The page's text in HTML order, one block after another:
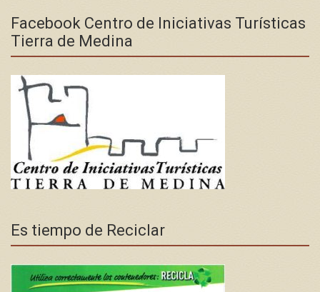
Facebook Centro de Iniciativas Turísticas
Tierra de Medina
Es tiempo de Reciclar